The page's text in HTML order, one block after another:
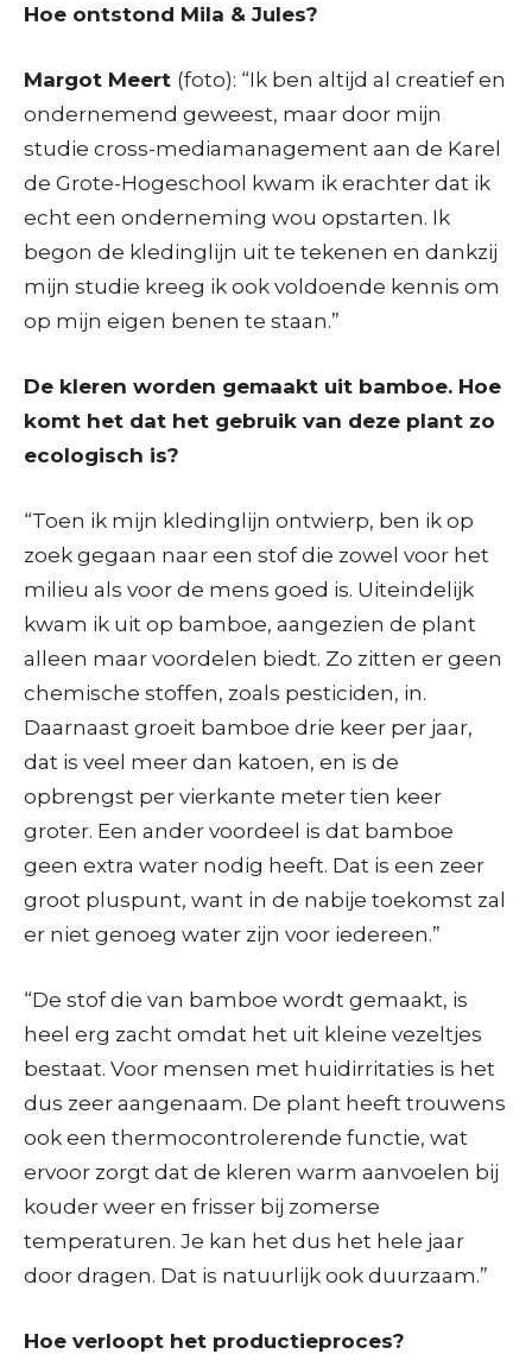
Hoe ontstond Mila & Jules?
Margot Meert (foto): “Ik ben altijd al creatief en
ondernemend geweest, maar door mijn
studie cross-mediamanagement aan de Karel
de Grote-Hogeschool kwam ik erachter dat ik
echt een onderneming wou opstarten. Ik
begon de kledinglijn uit te tekenen en dankzij
mijn studie kreeg ik ook voldoende kennis om
op mijn eigen benen te staan.”
De kleren worden gemaakt uit bamboe. Hoe
komt het dat het gebruik van deze plant zo
ecologisch is?
“Toen ik mijn kledinglijn ontwierp, ben ik op
zoek gegaan naar een stof die zowel voor het
milieu als voor de mens goed is. Uiteindelijk
kwam ik uit op bamboe, aangezien de plant
alleen maar voordelen biedt. Zo zitten er geen
chemische stoffen, zoals pesticiden, in.
Daarnaast groeit bamboe drie keer per jaar,
dat is veel meer dan katoen, en is de
opbrengst per vierkante meter tien keer
groter. Een ander voordeel is dat bamboe
geen extra water nodig heeft. Dat is een zeer
groot pluspunt, want in de nabije toekomst zal
er niet genoeg water zijn voor iedereen.”
“De stof die van bamboe wordt gemaakt, is
heel erg zacht omdat het uit kleine vezeltjes
bestaat. Voor mensen met huidirritaties is het
dus zeer aangenaam. De plant heeft trouwens
ook een thermocontrolerende functie, wat
ervoor zorgt dat de kleren warm aanvoelen bij
kouder weer en frisser bij zomerse
temperaturen. Je kan het dus het hele jaar
door dragen. Dat is natuurlijk ook duurzaam.”
Hoe verloopt het productieproces?